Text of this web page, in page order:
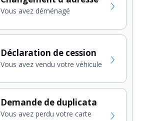
Vous avez déménagé
Déclaration de cession
Vous avez vendu votre véhicule
Demande de duplicata
Vous avez perdu votre carte